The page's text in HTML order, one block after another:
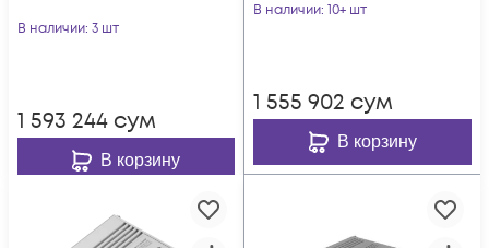
В наличии: 3 шт
1 593 244 сум
В корзину
В наличии: 10+ шт
1 555 902 сум
В корзину